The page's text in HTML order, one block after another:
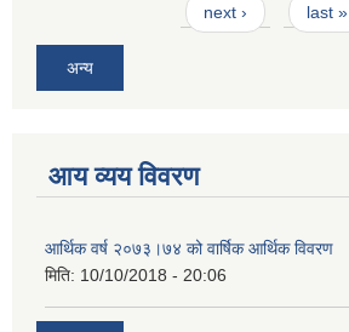
next › last »
अन्य
आय व्यय विवरण
आर्थिक वर्ष २०७३।७४ को वार्षिक आर्थिक विवरण
मिति: 10/10/2018 - 20:06